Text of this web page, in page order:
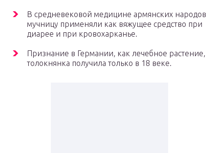
В средневековой медицине армянских народов
мучницу применяли как вяжущее средство при
диарее и при кровохарканье.
Признание в Германии, как лечебное растение,
толокнянка получила только в 18 веке.